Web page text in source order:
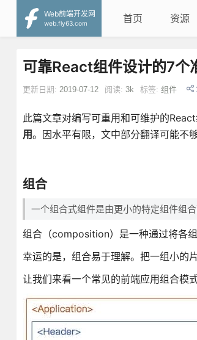
Web前端开发网
web.fly63.com
首页 资源
可靠React组件设计的7个
更新日期: 2019-07-12 阅读: 3k 标签: 组件
此篇文章对编写可重用和可维护的
用。因水平有限，文中部分翻译可能不
组合
一个组合式组件是由更小的特定组件组合
组合（composition）是一种通过将各
幸运的是，组合易于理解。把一组小的
让我们来看一个常见的前端应用组合模